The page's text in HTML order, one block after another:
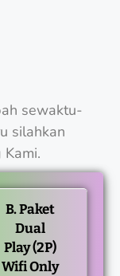
sewaktu-
silahkan
B. Paket
Dual
Play (2P)
Wifi Only